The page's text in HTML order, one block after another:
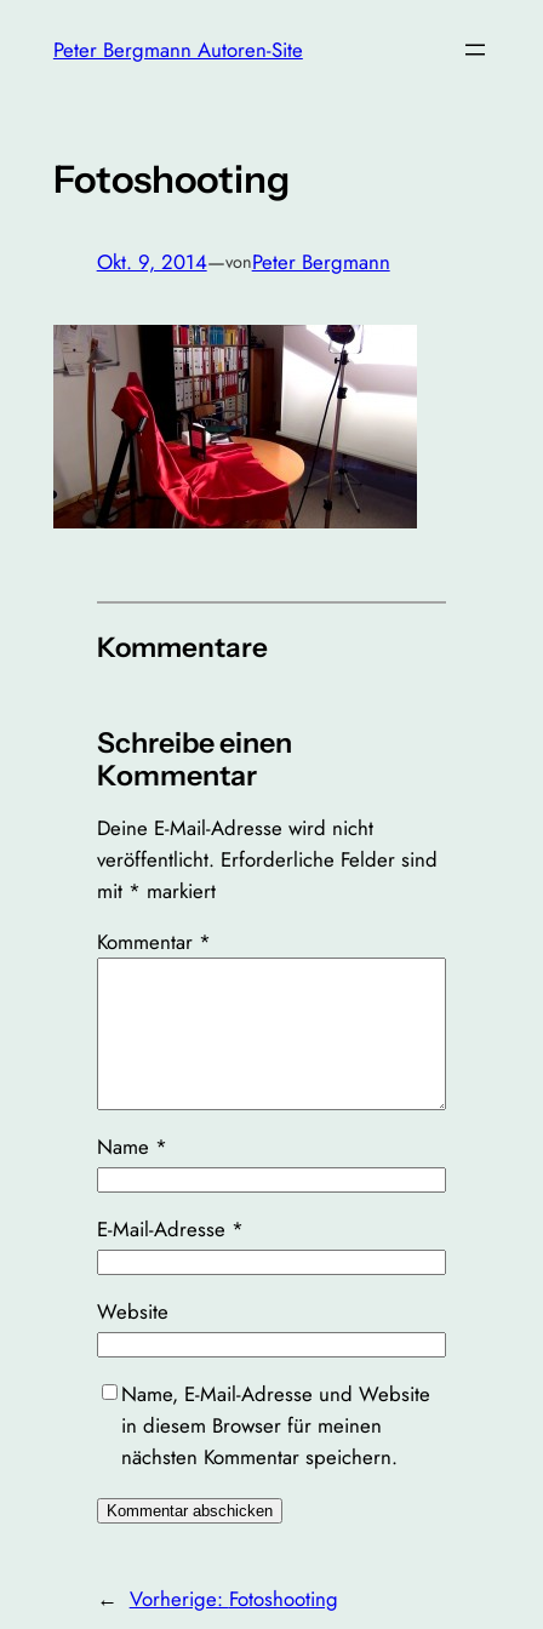
InhaltPeter Bergmann Autoren-Site
Fotoshooting
Okt. 9, 2014—vonPeter Bergmann
Kommentare
Schreibe einen
Kommentar
Deine E-Mail-Adresse wird nicht
veröffentlicht. Erforderliche Felder sind
mit * markiert
Kommentar *
Name *
E-Mail-Adresse *
Website
Name, E-Mail-Adresse und Website
in diesem Browser für meinen
nächsten Kommentar speichern.
← Vorherige: Fotoshooting